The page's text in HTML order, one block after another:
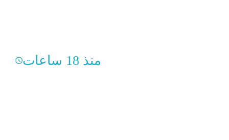
منذ 18 ساعات